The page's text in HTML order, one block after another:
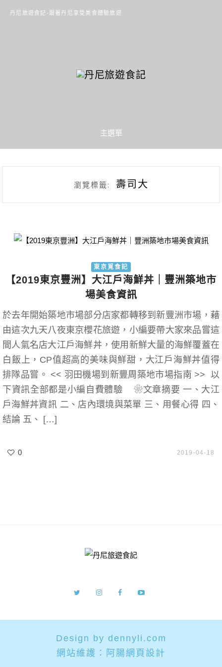
丹尼旅遊食記-跟著丹尼享受美食體驗旅遊
主選單
瀏覽標籤: 壽司大
東京覓食記
【2019東京豐洲】大江戶海鮮丼｜豐洲築地市
場美食資訊
於去年開始築地市場部分店家都轉移到新豐洲市場，藉
由這次九天八夜東京櫻花旅遊，小編要帶大家來品嘗這
間人氣名店大江戶海鮮丼，使用新鮮大量的海鮮覆蓋在
白飯上，CP值超高的美味與鮮甜，大江戶海鮮丼值得
排隊品嘗。 << 羽田機場到新豐周築地市場指南 >> 以
下資訊全部都是小編自費體驗 ❀文章摘要 一、大江
戶海鮮丼資訊 二、店內環境與菜單 三、用餐心得 四、
結論 五、 […]
0 2019-04-18
Design by dennyli.com
網站維護： 阿腸網頁設計